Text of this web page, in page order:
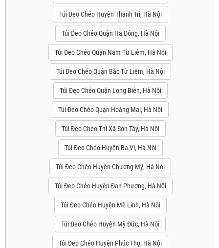
Túi Đeo Chéo Huyện Thanh Trì, Hà Nội
Túi Đeo Chéo Quận Hà Đông, Hà Nội
Túi Đeo Chéo Quận Nam Từ Liêm, Hà Nội
Túi Đeo Chéo Quận Bắc Từ Liêm, Hà Nội
Túi Đeo Chéo Quận Long Biên, Hà Nội
Túi Đeo Chéo Quận Hoàng Mai, Hà Nội
Túi Đeo Chéo Thị Xã Sơn Tây, Hà Nội
Túi Đeo Chéo Huyện Ba Vì, Hà Nội
Túi Đeo Chéo Huyện Chương Mỹ, Hà Nội
Túi Đeo Chéo Huyện Đan Phượng, Hà Nội
Túi Đeo Chéo Huyện Mê Linh, Hà Nội
Túi Đeo Chéo Huyện Mỹ Đức, Hà Nội
Túi Đeo Chéo Huyện Phúc Thọ, Hà Nội